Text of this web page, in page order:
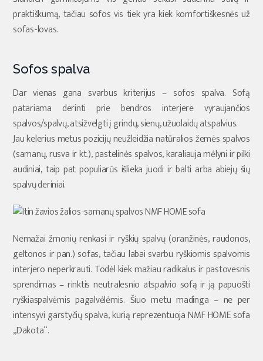
praktiškumą, tačiau sofos vis tiek yra kiek komfortiškesnės už
sofas-lovas.
Sofos spalva
Dar vienas gana svarbus kriterijus – sofos spalva. Sofą
patariama derinti prie bendros interjere vyraujančios
spalvos/spalvų, atsižvelgti į grindų, sienų, užuolaidų atspalvius.
Jau kelerius metus pozicijų neužleidžia natūralios žemės spalvos
(samanų, rusva ir kt.), pastelinės spalvos, karaliauja mėlyni ir pilki
audiniai, taip pat populiarūs išlieka juodi ir balti arba abiejų šių
spalvų deriniai.
Nemažai žmonių renkasi ir ryškių spalvų (oranžinės, raudonos,
geltonos ir pan.) sofas, tačiau labai svarbu ryškiomis spalvomis
interjero neperkrauti. Todėl kiek mažiau radikalus ir pastovesnis
sprendimas – rinktis neutralesnio atspalvio sofą ir ją papuošti
ryškiaspalvėmis pagalvėlėmis. Šiuo metu madinga – ne per
intensyvi garstyčių spalva, kurią reprezentuoja NMF HOME sofa
„Dakota“.